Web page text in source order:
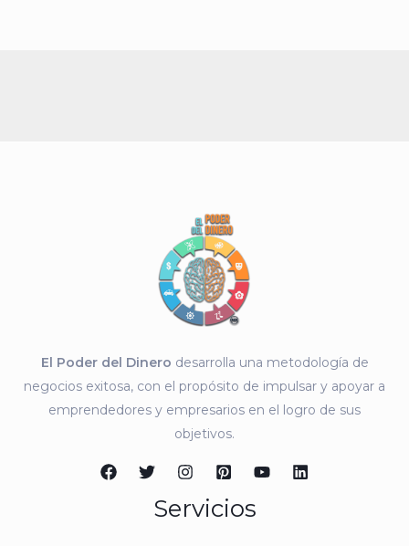
El Poder del Dinero desarrolla una metodología de
negocios exitosa, con el propósito de impulsar y apoyar a
emprendedores y empresarios en el logro de sus
objetivos.
Servicios